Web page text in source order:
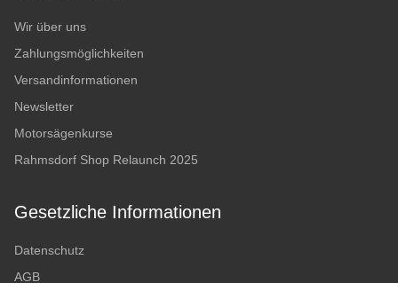
Wir über uns
Zahlungsmöglichkeiten
Versandinformationen
Newsletter
Motorsägenkurse
Rahmsdorf Shop Relaunch 2025
Gesetzliche Informationen
Datenschutz
AGB